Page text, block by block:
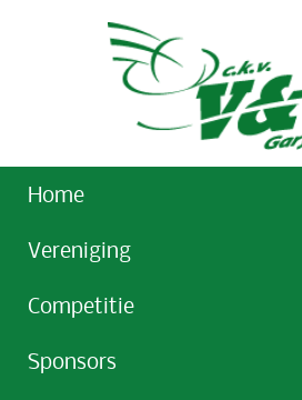
Home
Vereniging
Competitie
Sponsors